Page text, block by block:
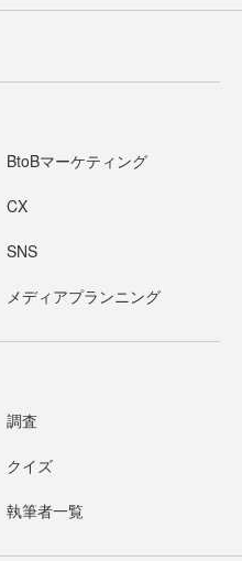
BtoBマーケティング
CX
SNS
メディアプランニング
調査
クイズ
執筆者一覧